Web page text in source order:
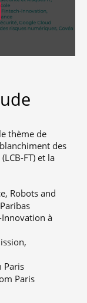
thème de
des
LCB-FT) et la
Robots and
à
Paris
Paris